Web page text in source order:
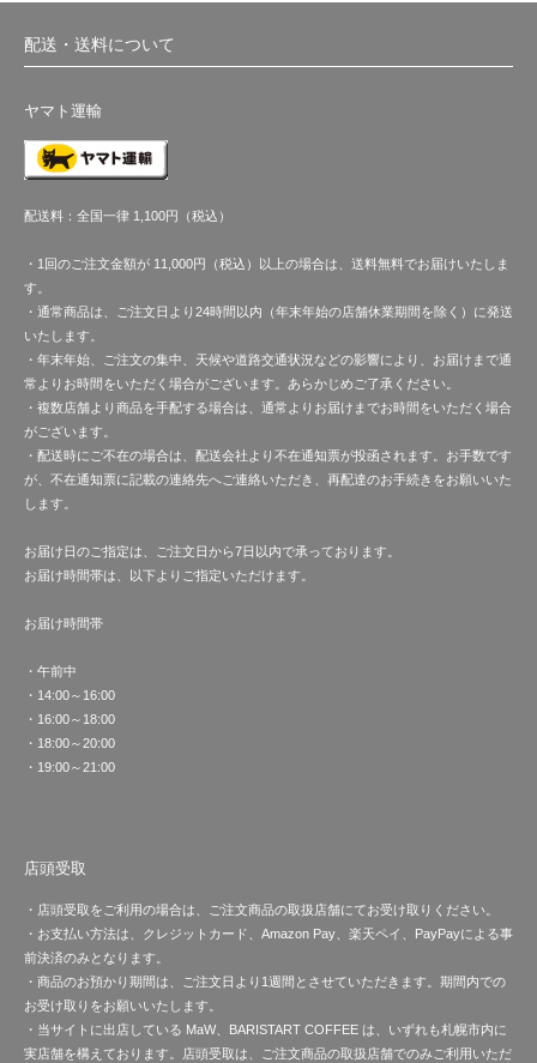
配送・送料について
ヤマト運輸
配送料：全国一律 1,100円（税込）
・1回のご注文金額が 11,000円（税込）以上の場合は、送料無料でお届けいたしま
す。
・通常商品は、ご注文日より24時間以内（年末年始の店舗休業期間を除く）に発送
いたします。
・年末年始、ご注文の集中、天候や道路交通状況などの影響により、お届けまで通
常よりお時間をいただく場合がございます。あらかじめご了承ください。
・複数店舗より商品を手配する場合は、通常よりお届けまでお時間をいただく場合
がございます。
・配送時にご不在の場合は、配送会社より不在通知票が投函されます。お手数です
が、不在通知票に記載の連絡先へご連絡いただき、再配達のお手続きをお願いいた
します。
お届け日のご指定は、ご注文日から7日以内で承っております。
お届け時間帯は、以下よりご指定いただけます。
お届け時間帯
・午前中
・14:00～16:00
・16:00～18:00
・18:00～20:00
・19:00～21:00
店頭受取
・店頭受取をご利用の場合は、ご注文商品の取扱店舗にてお受け取りください。
・お支払い方法は、クレジットカード、Amazon Pay、楽天ペイ、PayPayによる事
前決済のみとなります。
・商品のお預かり期間は、ご注文日より1週間とさせていただきます。期間内での
お受け取りをお願いいたします。
・当サイトに出店している MaW、BARISTART COFFEE は、いずれも札幌市内に
実店舗を構えております。店頭受取は、ご注文商品の取扱店舗でのみご利用いただ